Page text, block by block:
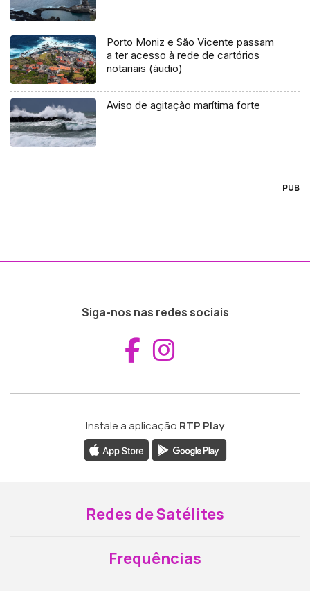
Porto Moniz e São Vicente passam
a ter acesso à rede de cartórios
notariais (áudio)
Aviso de agitação marítima forte
PUB
Siga-nos nas redes sociais
Aceder ao
Instale a aplicação RTP Play
Redes de Satélites
Frequências